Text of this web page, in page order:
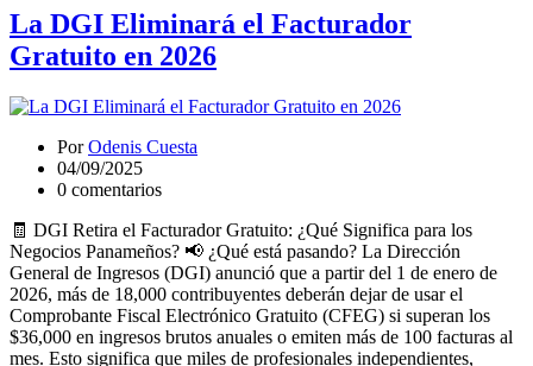
La DGI Eliminará el Facturador
Gratuito en 2026
PorOdenis Cuesta
04/09/2025
0 comentarios
🧾 DGI Retira el Facturador Gratuito: ¿Qué Significa para los
Negocios Panameños? 📢 ¿Qué está pasando? La Dirección
General de Ingresos (DGI) anunció que a partir del 1 de enero de
2026, más de 18,000 contribuyentes deberán dejar de usar el
Comprobante Fiscal Electrónico Gratuito (CFEG) si superan los
$36,000 en ingresos brutos anuales o emiten más de 100 facturas al
mes. Esto significa que miles de profesionales independientes,